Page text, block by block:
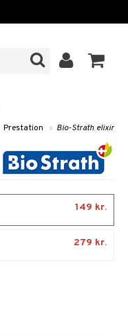
Prestation » Bio-Strath elixir
149 kr.
279 kr.